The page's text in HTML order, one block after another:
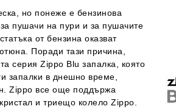
но понеже е бензинова
пушачи на пури и за пушачите
от бензина оказват
Поради тази причина,
серия Zippo Blu запалка, която
запалки в днешно време,
Zippo все още поддържа
и триещо колело Zippo.